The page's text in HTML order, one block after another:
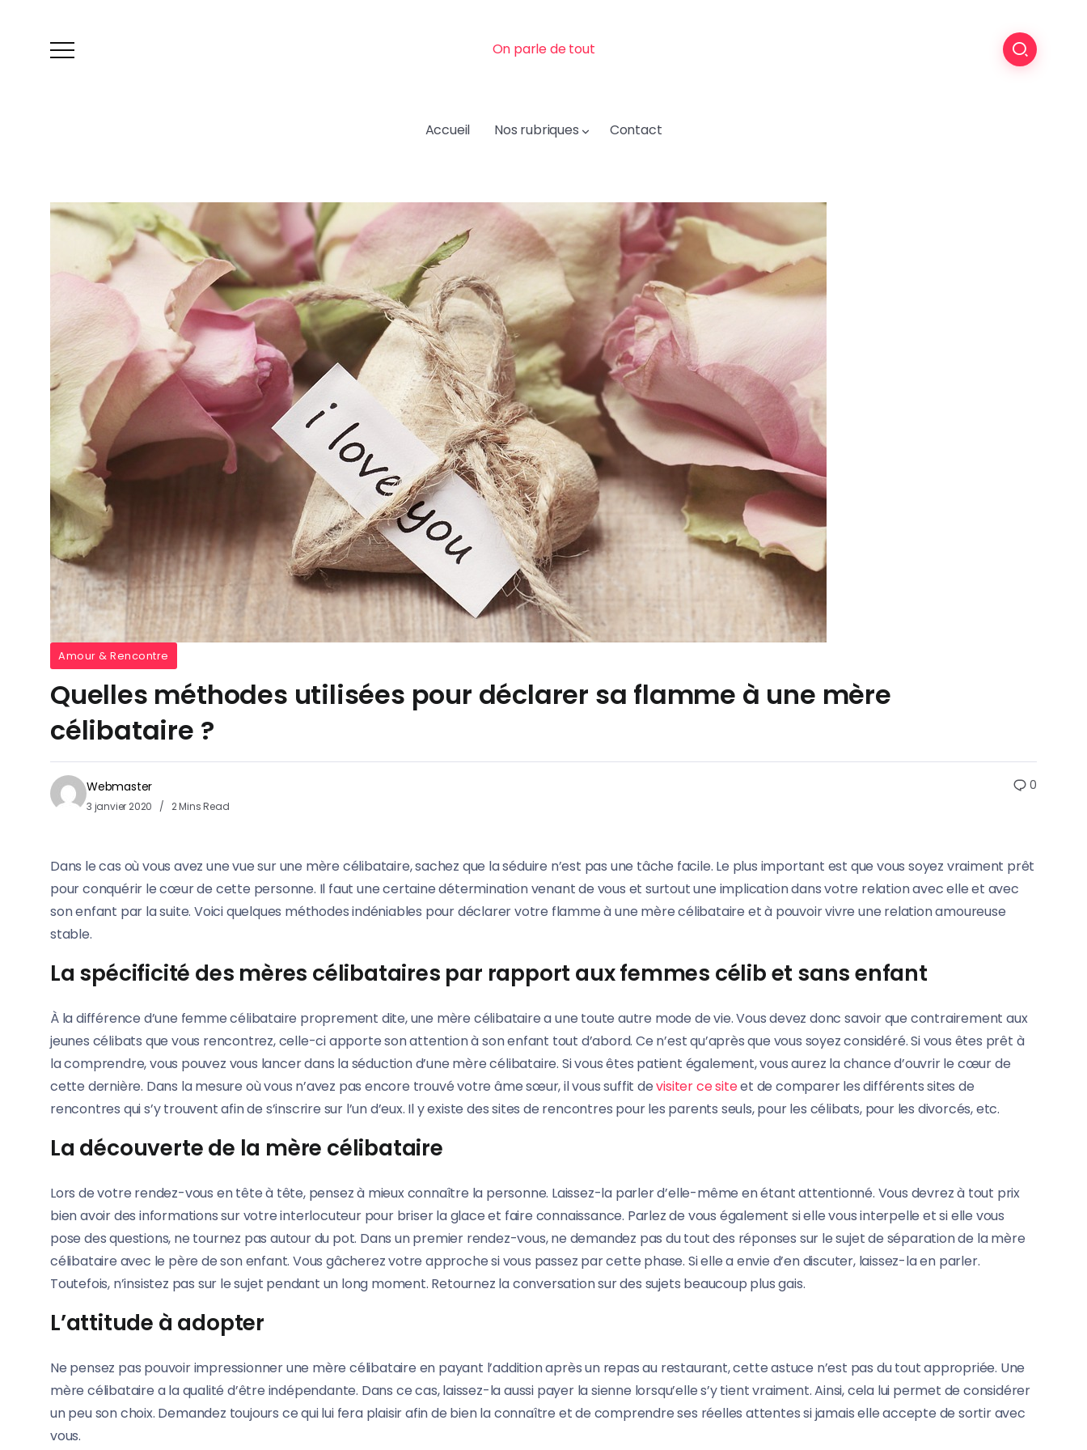
On parle de tout
Accueil Nos rubriques Contact
Amour & Rencontre
Quelles méthodes utilisées pour déclarer sa flamme à une mère
célibataire ?
Webmaster
3 janvier 2020 2 Mins Read
0
Dans le cas où vous avez une vue sur une mère célibataire, sachez que la séduire n’est pas une tâche facile. Le plus important est que vous soyez vraiment prêt
pour conquérir le cœur de cette personne. Il faut une certaine détermination venant de vous et surtout une implication dans votre relation avec elle et avec
son enfant par la suite. Voici quelques méthodes indéniables pour déclarer votre flamme à une mère célibataire et à pouvoir vivre une relation amoureuse
stable.
La spécificité des mères célibataires par rapport aux femmes célib et sans enfant
À la différence d’une femme célibataire proprement dite, une mère célibataire a une toute autre mode de vie. Vous devez donc savoir que contrairement aux
jeunes célibats que vous rencontrez, celle-ci apporte son attention à son enfant tout d’abord. Ce n’est qu’après que vous soyez considéré. Si vous êtes prêt à
la comprendre, vous pouvez vous lancer dans la séduction d’une mère célibataire. Si vous êtes patient également, vous aurez la chance d’ouvrir le cœur de
cette dernière. Dans la mesure où vous n’avez pas encore trouvé votre âme sœur, il vous suffit devisiter ce siteet de comparer les différents sites de
rencontres qui s’y trouvent afin de s’inscrire sur l’un d’eux. Il y existe des sites de rencontres pour les parents seuls, pour les célibats, pour les divorcés, etc.
La découverte de la mère célibataire
Lors de votre rendez-vous en tête à tête, pensez à mieux connaître la personne. Laissez-la parler d’elle-même en étant attentionné. Vous devrez à tout prix
bien avoir des informations sur votre interlocuteur pour briser la glace et faire connaissance. Parlez de vous également si elle vous interpelle et si elle vous
pose des questions, ne tournez pas autour du pot. Dans un premier rendez-vous, ne demandez pas du tout des réponses sur le sujet de séparation de la mère
célibataire avec le père de son enfant. Vous gâcherez votre approche si vous passez par cette phase. Si elle a envie d’en discuter, laissez-la en parler.
Toutefois, n’insistez pas sur le sujet pendant un long moment. Retournez la conversation sur des sujets beaucoup plus gais.
L’attitude à adopter
Ne pensez pas pouvoir impressionner une mère célibataire en payant l’addition après un repas au restaurant, cette astuce n’est pas du tout appropriée. Une
mère célibataire a la qualité d’être indépendante. Dans ce cas, laissez-la aussi payer la sienne lorsqu’elle s’y tient vraiment. Ainsi, cela lui permet de considérer
un peu son choix. Demandez toujours ce qui lui fera plaisir afin de bien la connaître et de comprendre ses réelles attentes si jamais elle accepte de sortir avec
vous.